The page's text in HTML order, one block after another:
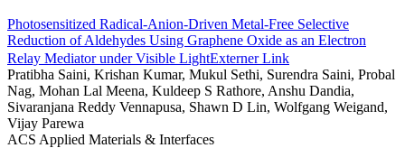
Photosensitized Radical-Anion-Driven Metal-Free Selective
Reduction of Aldehydes Using Graphene Oxide as an Electron
Relay Mediator under Visible LightExterner Link
Pratibha Saini, Krishan Kumar, Mukul Sethi, Surendra Saini, Probal
Nag, Mohan Lal Meena, Kuldeep S Rathore, Anshu Dandia,
Sivaranjana Reddy Vennapusa, Shawn D Lin, Wolfgang Weigand,
Vijay Parewa
ACS Applied Materials & Interfaces